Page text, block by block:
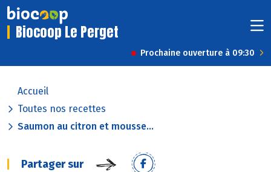
Biocoop Le Perget
Prochaine ouverture à 09:30
Accueil
Toutes nos recettes
Saumon au citron et mousse...
Partager sur